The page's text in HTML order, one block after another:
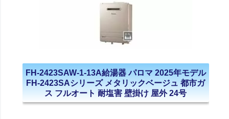
FH-2423SAW-1-13A給湯器 パロマ 2025年モデル
FH-2423SAシリーズ メタリックベージュ 都市ガ
ス フルオート 耐塩害 壁掛け 屋外 24号